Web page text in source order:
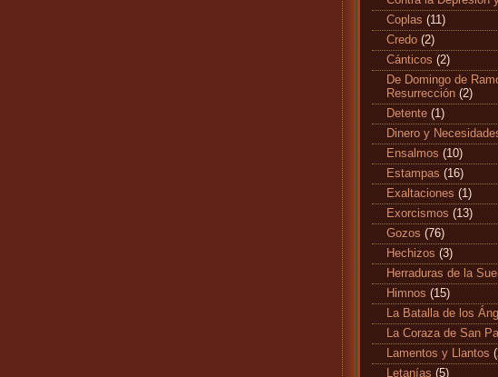
Coplas (11)
Credo (2)
Cánticos (2)
De Domingo de
Resurrección (2)
Detente (1)
Dinero y
Ensalmos (10)
Estampas (16)
Exaltaciones (1)
Exorcismos (13)
Gozos (76)
Hechizos (3)
Herraduras de la
Himnos (15)
La Batalla de los
La Coraza de San
Lamentos y Llantos
Letanías (5)